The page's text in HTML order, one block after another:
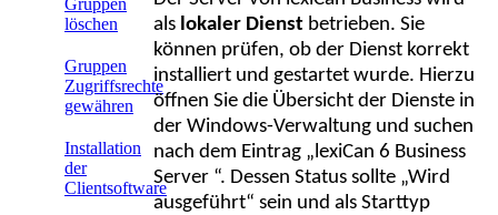
Gruppen
löschen
Gruppen
Zugriffsrechte
gewähren
Installation
der
Clientsoftware
als lokaler Dienstbetrieben. Sie
können prüfen, ob der Dienst korrekt
installiert und gestartet wurde. Hierzu
öffnen Sie die Übersicht der Dienste in
der Windows-Verwaltung und suchen
nach dem Eintrag „lexiCan 6 Business
Server “. Dessen Status sollte „Wird
ausgeführt“ sein und als Starttyp